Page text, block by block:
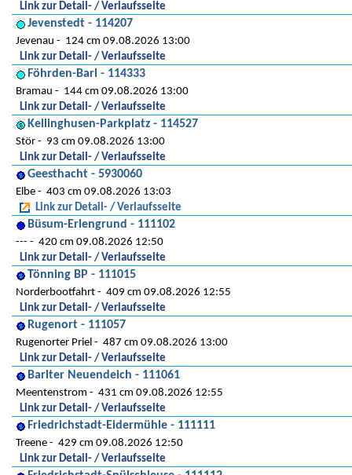
Link zur Detail- / Verlaufsseite
Jevenstedt - 114207
Jevenau
124 cm 09.08.2026 13:00
Link zur Detail- / Verlaufsseite
Föhrden-Barl - 114333
Bramau
144 cm 09.08.2026 13:00
Link zur Detail- / Verlaufsseite
Kellinghusen-Parkplatz - 114527
Stör
93 cm 09.08.2026 13:00
Link zur Detail- / Verlaufsseite
Geesthacht - 5930060
Elbe
403 cm 09.08.2026 13:03
Link zur Detail- / Verlaufsseite
Büsum-Erlengrund - 111102
---
420 cm 09.08.2026 12:50
Link zur Detail- / Verlaufsseite
Tönning BP - 111015
Norderbootfahrt
409 cm 09.08.2026 12:55
Link zur Detail- / Verlaufsseite
Rugenort - 111057
Rugenorter Priel
487 cm 09.08.2026 13:00
Link zur Detail- / Verlaufsseite
Barlter Neuendeich - 111061
Meentenstrom
431 cm 09.08.2026 12:55
Link zur Detail- / Verlaufsseite
Friedrichstadt-Eidermühle - 111111
Treene
429 cm 09.08.2026 12:50
Link zur Detail- / Verlaufsseite